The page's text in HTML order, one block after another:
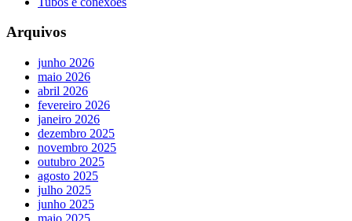
Arquivos
junho 2026
maio 2026
abril 2026
fevereiro 2026
janeiro 2026
dezembro 2025
novembro 2025
outubro 2025
agosto 2025
julho 2025
junho 2025
maio 2025